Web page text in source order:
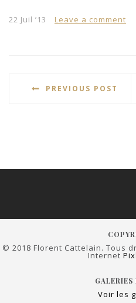
22 Juil ’13 Leave a comment
PREVIOUS POST
© 2018 Florent Cattelain. Tous
Internet
GALERIES
Voir les